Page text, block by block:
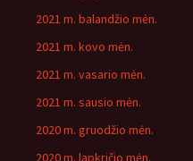
2021 m. balandžio mėn.
2021 m. kovo mėn.
2021 m. vasario mėn.
2021 m. sausio mėn.
2020 m. gruodžio mėn.
2020 m. lapkričio mėn.